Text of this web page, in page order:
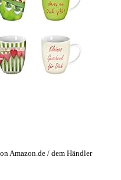
Amazon.de / dem Händler